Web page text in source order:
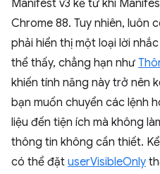
Manifest v3 kể từ khi
Chrome 88. Tuy nhiên, luôn
phải hiển thị một loại lời
thể thấy, chẳng hạn như
khiến tính năng này trở nên
bạn muốn chuyển các lệnh
liệu đến tiện ích mà không
thông tin không cần thiết.
có thể đặt userVisibleOnly